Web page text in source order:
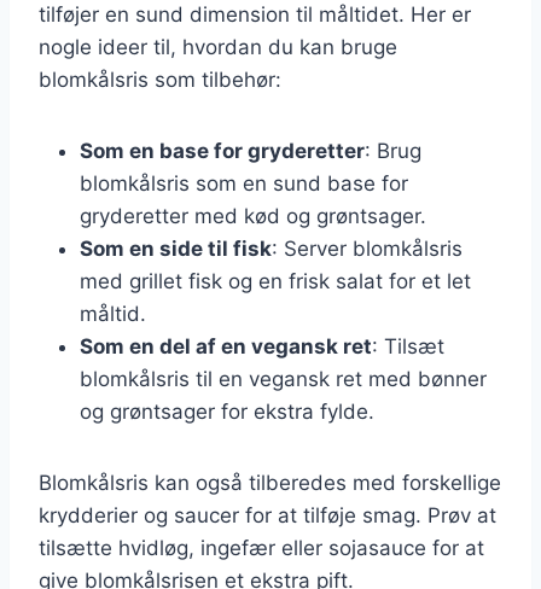
tilføjer en sund dimension til måltidet. Her er
nogle ideer til, hvordan du kan bruge
blomkålsris som tilbehør:
Som en base for gryderetter: Brug
blomkålsris som en sund base for
gryderetter med kød og grøntsager.
Som en side til fisk: Server blomkålsris
med grillet fisk og en frisk salat for et let
måltid.
Som en del af en vegansk ret: Tilsæt
blomkålsris til en vegansk ret med bønner
og grøntsager for ekstra fylde.
Blomkålsris kan også tilberedes med forskellige
krydderier og saucer for at tilføje smag. Prøv at
tilsætte hvidløg, ingefær eller sojasauce for at
give blomkålsrisen et ekstra pift.